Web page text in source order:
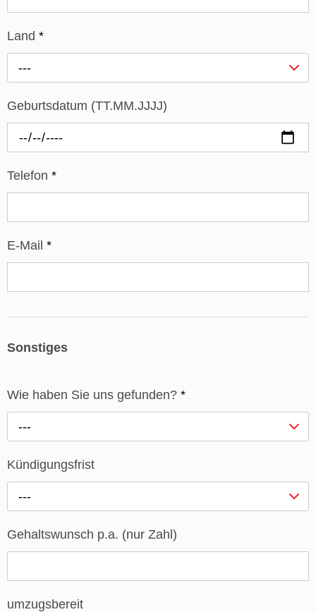
Land *
---
Geburtsdatum (TT.MM.JJJJ)
Telefon *
E-Mail *
Sonstiges
Wie haben Sie uns gefunden? *
---
Kündigungsfrist
---
Gehaltswunsch p.a. (nur Zahl)
umzugsbereit